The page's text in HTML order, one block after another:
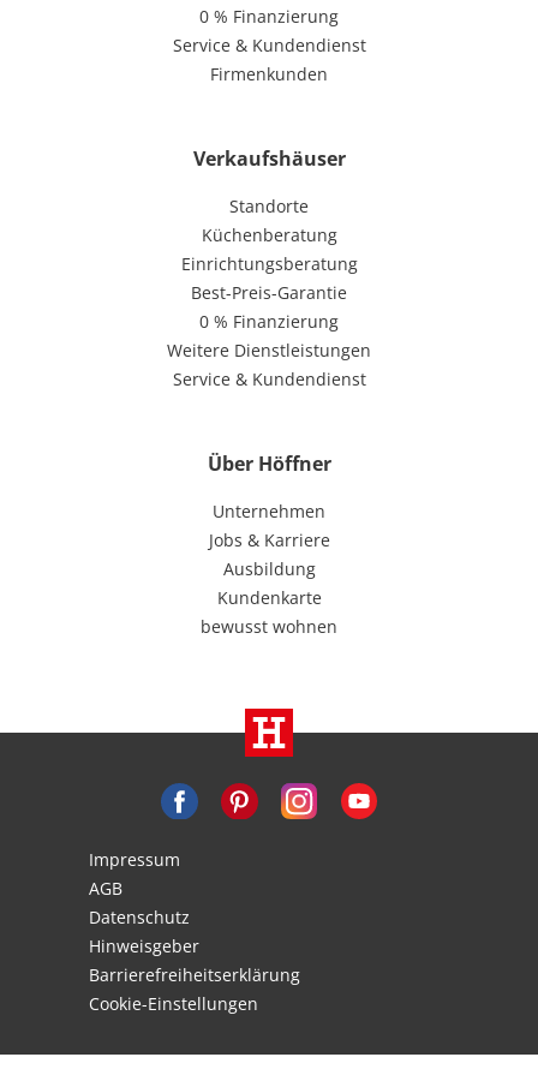
0 % Finanzierung
Service & Kundendienst
Firmenkunden
Verkaufshäuser
Standorte
Küchenberatung
Einrichtungsberatung
Best-Preis-Garantie
0 % Finanzierung
Weitere Dienstleistungen
Service & Kundendienst
Über Höffner
Unternehmen
Jobs & Karriere
Ausbildung
Kundenkarte
bewusst wohnen
Impressum
AGB
Datenschutz
Hinweisgeber
Barrierefreiheitserklärung
Cookie-Einstellungen